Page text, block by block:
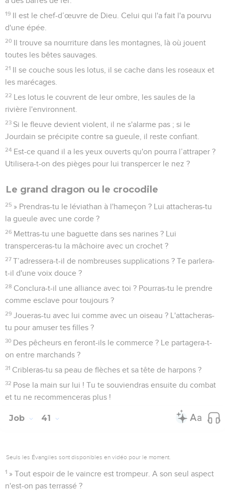
19 Il est le chef-d’œuvre de Dieu. Celui qui l'a fait l'a pourvu
d'une épée.
20 Il trouve sa nourriture dans les montagnes, là où jouent
toutes les bêtes sauvages.
21 Il se couche sous les lotus, il se cache dans les roseaux et
les marécages.
22 Les lotus le couvrent de leur ombre, les saules de la
rivière l'environnent.
23 Si le fleuve devient violent, il ne s'alarme pas ; si le
Jourdain se précipite contre sa gueule, il reste confiant.
24 Est-ce quand il a les yeux ouverts qu'on pourra l’attraper ?
Utilisera-t-on des pièges pour lui transpercer le nez ?
Le grand dragon ou le crocodile
25 » Prendras-tu le léviathan à l'hameçon ? Lui attacheras-tu
la gueule avec une corde ?
26 Mettras-tu une baguette dans ses narines ? Lui
transperceras-tu la mâchoire avec un crochet ?
27 T’adressera-t-il de nombreuses supplications ? Te parlera-
t-il d'une voix douce ?
28 Conclura-t-il une alliance avec toi ? Pourras-tu le prendre
comme esclave pour toujours ?
29 Joueras-tu avec lui comme avec un oiseau ? L'attacheras-
tu pour amuser tes filles ?
30 Des pêcheurs en feront-ils le commerce ? Le partagera-t-
on entre marchands ?
31 Cribleras-tu sa peau de flèches et sa tête de harpons ?
32 Pose la main sur lui ! Tu te souviendras ensuite du combat
et tu ne recommenceras plus !
Job 41
Seuls les Évangiles sont disponibles en vidéo pour le moment.
1 » Tout espoir de le vaincre est trompeur. A son seul aspect
n'est-on pas terrassé ?